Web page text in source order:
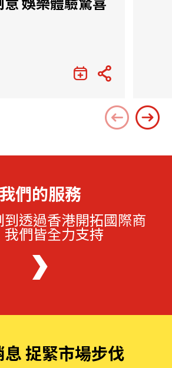
我們的服務
透過香港開拓國際商
我們皆全力支持
息 捉緊市場步伐